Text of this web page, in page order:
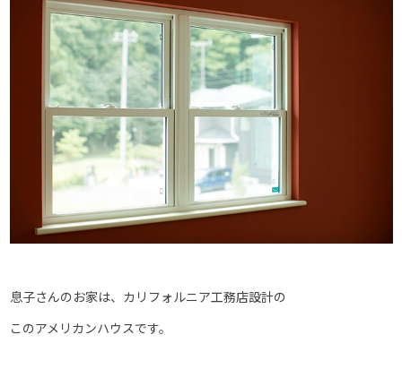
息子さんのお家は、カリフォルニア工務店設計の
このアメリカンハウスです。